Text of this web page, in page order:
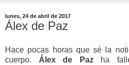
lunes, 24 de abril de 2017
Álex de Paz
Hace pocas horas que sé la
cuerpo. Álex de Pazha